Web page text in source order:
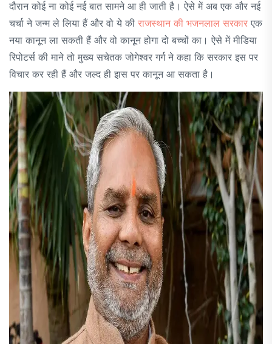
दौरान कोई ना कोई नई बात सामने आ ही जाती है। ऐसे में अब एक और नई
चर्चा ने जन्म ले लिया हैं और वो ये की राजस्थान की भजनलाल सरकार एक
नया कानून ला सकती हैं और वो कानून होगा दो बच्चों का। ऐसे में मीडिया
रिपोटर्स की माने तो मुख्य सचेतक जोगेश्वर गर्ग ने कहा कि सरकार इस पर
विचार कर रही हैं और जल्द ही इास पर कानून आ सकता है।